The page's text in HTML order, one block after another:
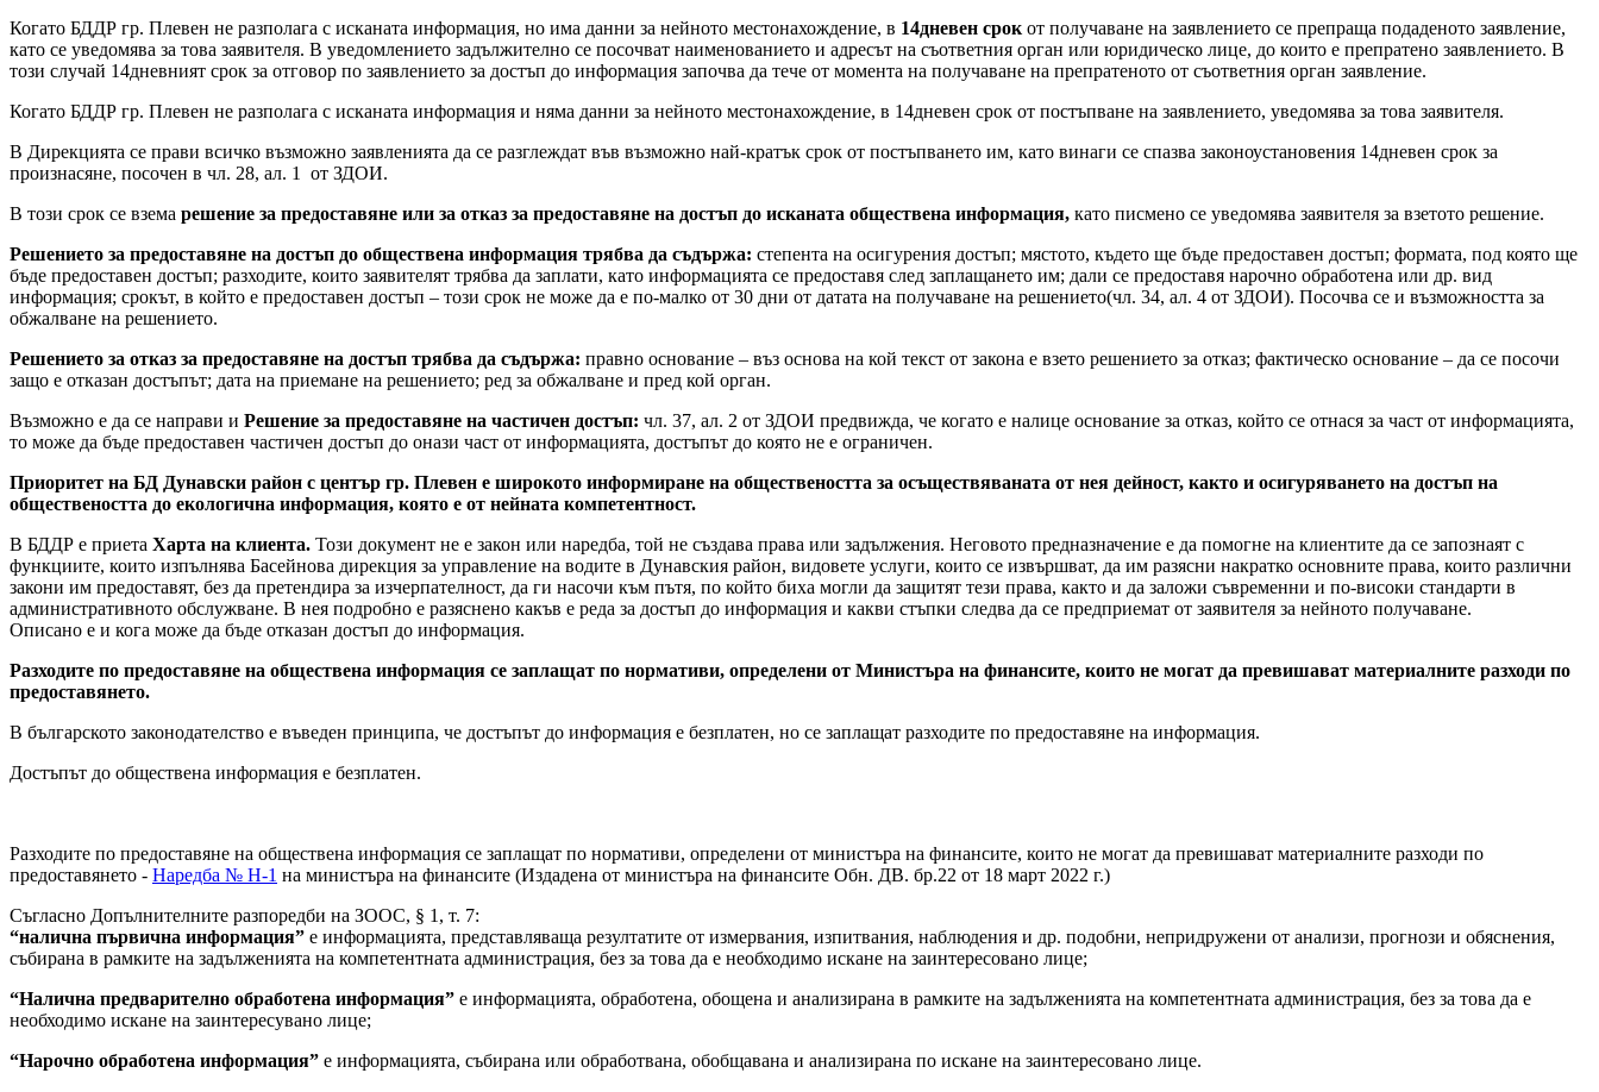
Когато БДДР гр. Плевен не разполага с исканата информация, но има данни за нейното местонахождение, в 14дневен срок от получаване на заявлението се препраща подаденото заявление,
като се уведомява за това заявителя. В уведомлението задължително се посочват наименованието и адресът на съответния орган или юридическо лице, до които е препратено заявлението. В
този случай 14дневният срок за отговор по заявлението за достъп до информация започва да тече от момента на получаване на препратеното от съответния орган заявление.
Когато БДДР гр. Плевен не разполага с исканата информация и няма данни за нейното местонахождение, в 14дневен срок от постъпване на заявлението, уведомява за това заявителя.
В Дирекцията се прави всичко възможно заявленията да се разглеждат във възможно най-кратък срок от постъпването им, като винаги се спазва законоустановения 14дневен срок за
произнасяне, посочен в чл. 28, ал. 1 от ЗДОИ.
В този срок се взема решение за предоставяне или за отказ за предоставяне на достъп до исканата обществена информация, като писмено се уведомява заявителя за взетото решение.
Решението за предоставяне на достъп до обществена информация трябва да съдържа: степента на осигурения достъп; мястото, където ще бъде предоставен достъп; формата, под която ще
бъде предоставен достъп; разходите, които заявителят трябва да заплати, като информацията се предоставя след заплащането им; дали се предоставя нарочно обработена или др. вид
информация; срокът, в който е предоставен достъп – този срок не може да е по-малко от 30 дни от датата на получаване на решението(чл. 34, ал. 4 от ЗДОИ). Посочва се и възможността за
обжалване на решението.
Решението за отказ за предоставяне на достъп трябва да съдържа: правно основание – въз основа на кой текст от закона е взето решението за отказ; фактическо основание – да се посочи
защо е отказан достъпът; дата на приемане на решението; ред за обжалване и пред кой орган.
Възможно е да се направи и Решение за предоставяне на частичен достъп: чл. 37, ал. 2 от ЗДОИ предвижда, че когато е налице основание за отказ, който се отнася за част от информацията,
то може да бъде предоставен частичен достъп до онази част от информацията, достъпът до която не е ограничен.
Приоритет на БД Дунавски район с център гр. Плевен е широкото информиране на обществеността за осъществяваната от нея дейност, както и осигуряването на достъп на
обществеността до екологична информация, която е от нейната компетентност.
В БДДР е приета Харта на клиента. Този документ не е закон или наредба, той не създава права или задължения. Неговото предназначение е да помогне на клиентите да се запознаят с
функциите, които изпълнява Басейнова дирекция за управление на водите в Дунавския район, видовете услуги, които се извършват, да им разясни накратко основните права, които различни
закони им предоставят, без да претендира за изчерпателност, да ги насочи към пътя, по който биха могли да защитят тези права, както и да заложи съвременни и по-високи стандарти в
административното обслужване. В нея подробно е разяснено какъв е реда за достъп до информация и какви стъпки следва да се предприемат от заявителя за нейното получаване.
Описано е и кога може да бъде отказан достъп до информация.
Разходите по предоставяне на обществена информация се заплащат по нормативи, определени от Министъра на финансите, които не могат да превишават материалните разходи по
предоставянето.
В българското законодателство е въведен принципа, че достъпът до информация е безплатен, но се заплащат разходите по предоставяне на информация.
Достъпът до обществена информация е безплатен.
Разходите по предоставяне на обществена информация се заплащат по нормативи, определени от министъра на финансите, които не могат да превишават материалните разходи по
предоставянето - Наредба № Н-1 на министъра на финансите (Издадена от министъра на финансите Обн. ДВ. бр.22 от 18 март 2022 г.)
Съгласно Допълнителните разпоредби на ЗООС, § 1, т. 7:
“налична първична информация” е информацията, представляваща резултатите от измервания, изпитвания, наблюдения и др. подобни, непридружени от анализи, прогнози и обяснения,
събирана в рамките на задълженията на компетентната администрация, без за това да е необходимо искане на заинтересовано лице;
“Налична предварително обработена информация” е информацията, обработена, обощена и анализирана в рамките на задълженията на компетентната администрация, без за това да е
необходимо искане на заинтересувано лице;
“Нарочно обработена информация” е информацията, събирана или обработвана, обобщавана и анализирана по искане на заинтересовано лице.